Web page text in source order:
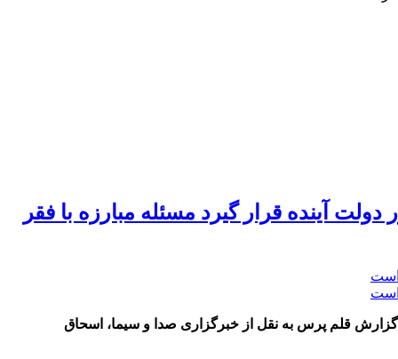
آینده قرار گیرد مسئله مبارزه با فقر
قلم پرس به نقل از خبرگزاری صدا و سیما، اسحاق